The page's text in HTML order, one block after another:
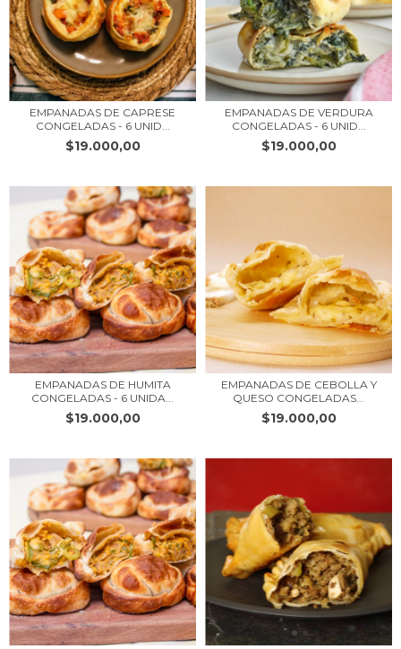
EMPANADAS DE CAPRESE
CONGELADAS - 6 UNID...
$19.000,00
EMPANADAS DE VERDURA
CONGELADAS - 6 UNID...
$19.000,00
EMPANADAS DE HUMITA
CONGELADAS - 6 UNIDA...
$19.000,00
EMPANADAS DE CEBOLLA Y
QUESO CONGELADAS...
$19.000,00